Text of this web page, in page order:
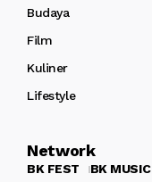
Budaya
Film
Kuliner
Lifestyle
Network
BK FEST BK MUSIC